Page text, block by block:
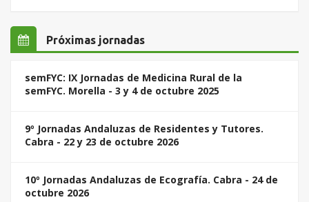
Próximas jornadas
semFYC: IX Jornadas de Medicina Rural de la
semFYC. Morella - 3 y 4 de octubre 2025
9º Jornadas Andaluzas de Residentes y Tutores.
Cabra - 22 y 23 de octubre 2026
10º Jornadas Andaluzas de Ecografía. Cabra - 24 de
octubre 2026